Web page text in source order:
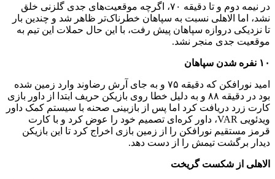
در نیمه دوم و تا دقیقه ۷۰، اگرچه موقعیت‌های جدی گلزنی خلق
نشد، اما الاهلی نسبت به سپاهان خطرناک‌تر ظاهر شد و چندین بار
تا نزدیکی دروازه سپاهان پیش رفت، با این حال حملات این تیم به
موقعیت جدی منجر نشد.
۱۰ نفره شدن سپاهان
امید نورافکن که دقیقه ۷۵ و به جای آرش رضاوند وارد زمین شده
بود در دقیقه ۸۸ و به دلیل خطا روی بازیکن حریف ابتدا از داور بازی
کارت زرد دریافت کرد اما پس از بازبینی صحنه با سیستم کمک داور
ویدئویی VAR، داور کره‌ای تصمیم خود را عوض کرد و با کارت
قرمز مستقیم نورافکن را از زمین بازی اخراج کرد تا این بازیکن
دیدار برگشت تیمش را از دست دهد.
الاهلی از شکست گریخت